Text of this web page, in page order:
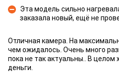
Con
Эта модель сильно
заказала новый, ещё не
Отличная камера. На
чем ожидалось. Очень много
пока не так актуальны.. В целом
деньги.